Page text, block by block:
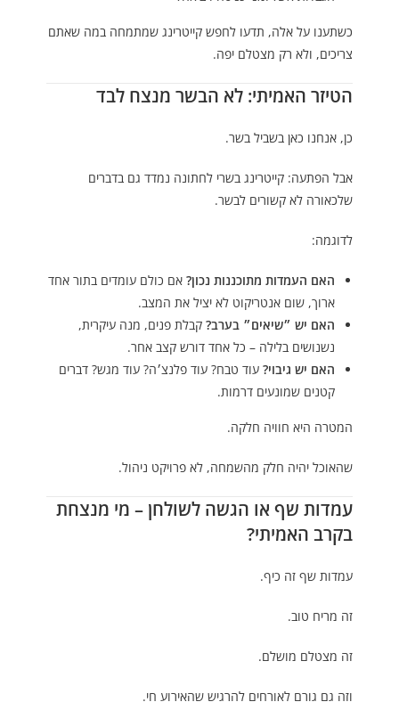
כשתענו על אלה, תדעו לחפש קייטרינג שמתמחה במה שאתם
צריכים, ולא רק מצטלם יפה.
הטיזר האמיתי: לא הבשר מנצח לבד
כן, אנחנו כאן בשביל בשר.
אבל הפתעה: קייטרינג בשרי לחתונה נמדד גם בדברים
שלכאורה לא קשורים לבשר.
לדוגמה:
האם העמדות מתוכננות נכון? אם כולם עומדים בתור אחד
ארוך, שום אנטריקוט לא יציל את המצב.
האם יש ״שיאים״ בערב? קבלת פנים, מנה עיקרית,
נשנושים בלילה – כל אחד דורש קצב אחר.
האם יש גיבוי? עוד טבח? עוד פלנצ׳ה? עוד מגש? דברים
קטנים שמונעים דרמות.
המטרה היא חוויה חלקה.
שהאוכל יהיה חלק מהשמחה, לא פרויקט ניהול.
עמדות שף או הגשה לשולחן – מי מנצחת
בקרב האמיתי?
עמדות שף זה כיף.
זה מריח טוב.
זה מצטלם מושלם.
וזה גם גורם לאורחים להרגיש שהאירוע חי.